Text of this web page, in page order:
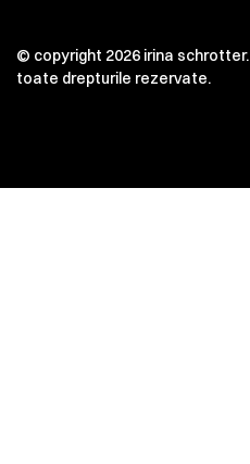
© copyright 2026 irina schrotter.
toate drepturile rezervate.